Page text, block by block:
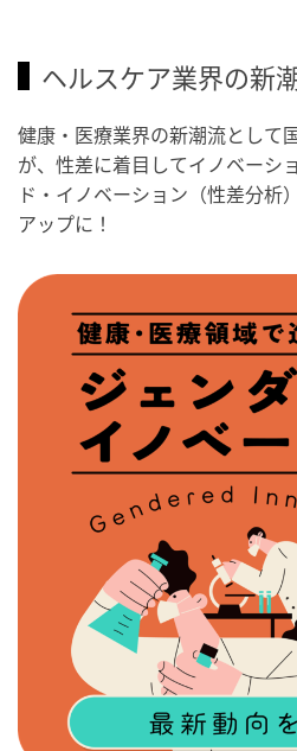
ヘルスケア業界の新
健康・医療業界の新潮流として
が、性差に着目してイノベーシ
ド・イノベーション（性差分析
アップに！